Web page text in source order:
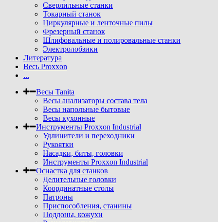
Сверлильные станки
Токарный станок
Циркулярные и ленточные пилы
Фрезерный станок
Шлифовальные и полировальные станки
Электролобзики
Литература
Весь Proxxon
...
Весы Tanita
Весы анализаторы состава тела
Весы напольные бытовые
Весы кухонные
Инструменты Proxxon Industrial
Удлинители и переходники
Рукоятки
Насадки, биты, головки
Инструменты Proxxon Industrial
Оснастка для станков
Делительные головки
Координатные столы
Патроны
Приспособления, станины
Поддоны, кожухи